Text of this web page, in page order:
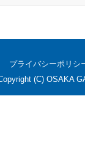
プライバシーポリシ
(C) OSAKA